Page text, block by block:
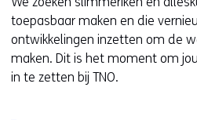
toepasbaar maken en die
ontwikkelingen inzetten om de
maken. Dit is het moment om
in te zetten bij TNO.